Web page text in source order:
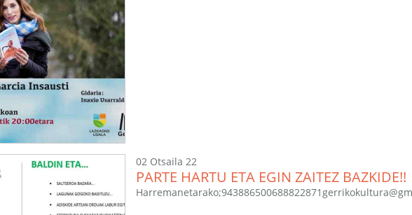
02 Otsaila 22
PARTE HARTU ETA EGIN ZAITEZ BAZKIDE!!